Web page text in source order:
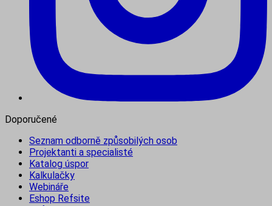
Doporučené
Seznam odborně způsobilých osob
Projektanti a specialisté
Katalog úspor
Kalkulačky
Webináře
Eshop Refsite